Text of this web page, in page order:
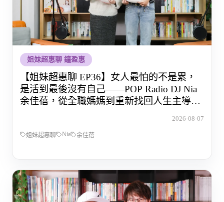
姐妹超惠聊 鐘盈惠
【姐妹超惠聊 EP36】女人最怕的不是累，
是活到最後沒有自己——POP Radio DJ Nia
余佳蓓，從全職媽媽到重新找回人生主導權
2026-08-07
姐妹超惠聊 Nia 余佳蓓